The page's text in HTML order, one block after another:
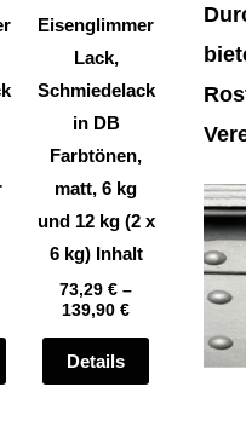
Varianten
Die
Optionen
können
Produktseite
gewählt
werden
Eisenglimmer
Lack,
Schmiedelack
in DB
Farbtönen,
matt, 6 kg
und 12 kg (2 x
6 kg) Inhalt
73,29 € –
139,90 €
Details
Varianten
Die
der
Produktseite